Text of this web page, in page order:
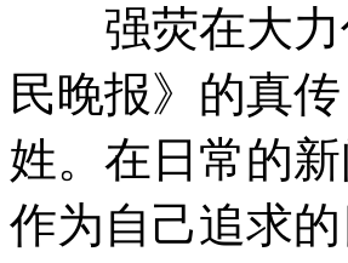
强荧在大力
民晚报》的真
姓。在日常的
作为自己追求